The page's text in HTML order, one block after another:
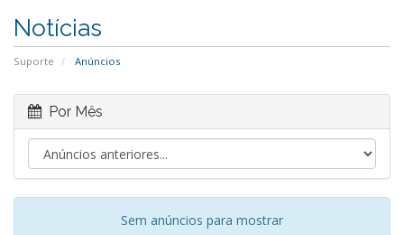
Notícias
Suporte Anúncios
Por Mês
Sem anúncios para mostrar